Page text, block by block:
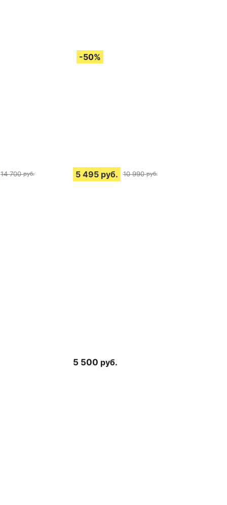
14 700 руб. 5 495 руб. 10 990 руб.
5 500 руб.